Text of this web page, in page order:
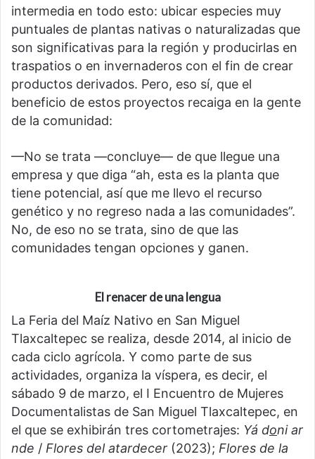
intermedia en todo esto: ubicar especies muy
puntuales de plantas nativas o naturalizadas que
son significativas para la región y producirlas en
traspatios o en invernaderos con el fin de crear
productos derivados. Pero, eso sí, que el
beneficio de estos proyectos recaiga en la gente
de la comunidad:
—No se trata —concluye— de que llegue una
empresa y que diga “ah, esta es la planta que
tiene potencial, así que me llevo el recurso
genético y no regreso nada a las comunidades”.
No, de eso no se trata, sino de que las
comunidades tengan opciones y ganen.
El renacer de una lengua
La Feria del Maíz Nativo en San Miguel
Tlaxcaltepec se realiza, desde 2014, al inicio de
cada ciclo agrícola. Y como parte de sus
actividades, organiza la víspera, es decir, el
sábado 9 de marzo, el I Encuentro de Mujeres
Documentalistas de San Miguel Tlaxcaltepec, en
el que se exhibirán tres cortometrajes: Yá doni ar
nde / Flores del atardecer (2023); Flores de la